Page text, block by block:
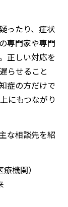
ったり、症状
専門家や専門
正しい対応を
らせること
症の方だけで
にもつながり
な相談先を紹
機関）